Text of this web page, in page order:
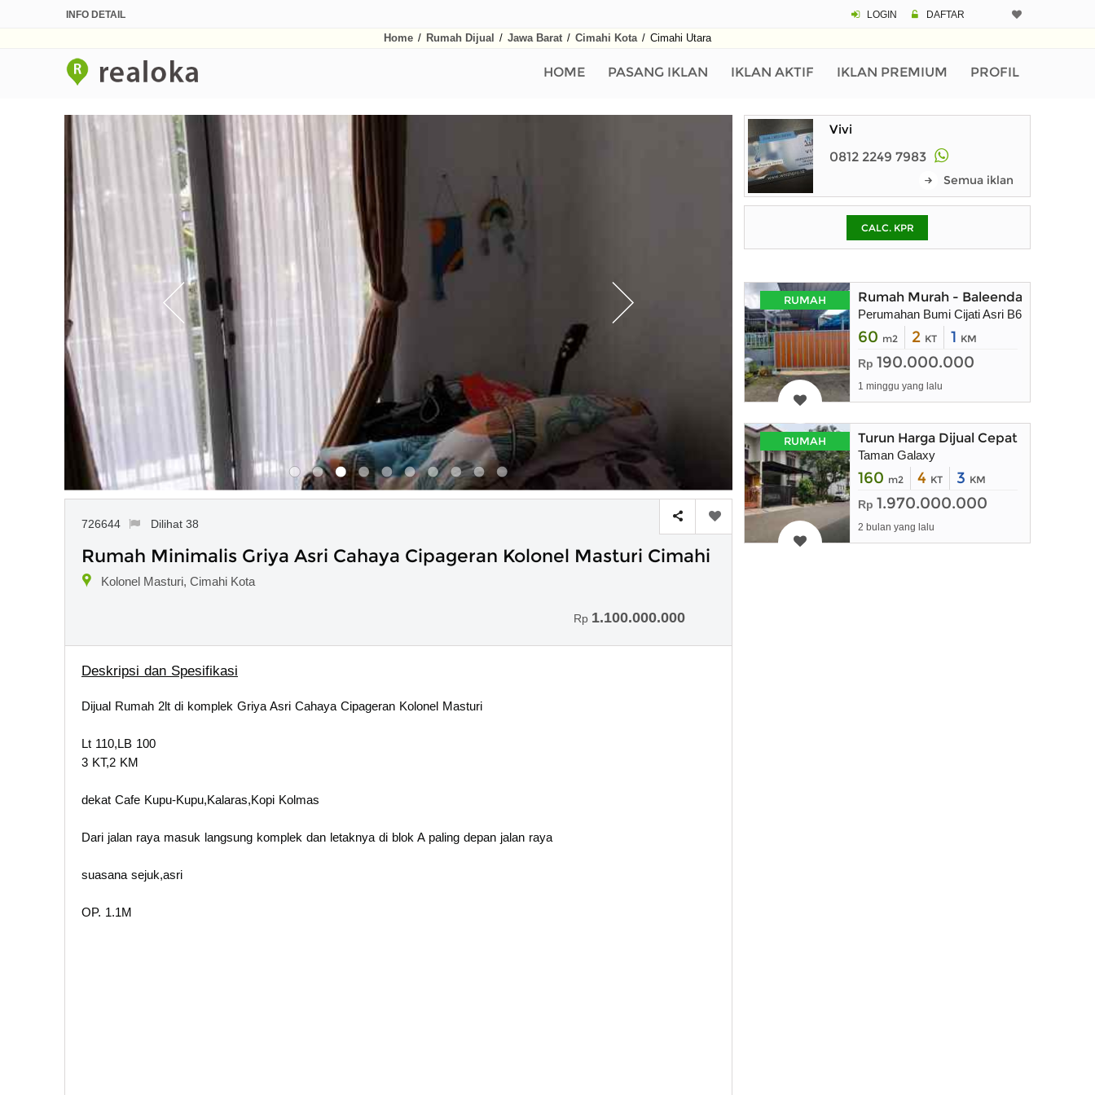
INFO DETAIL LOGIN DAFTAR
Home / Rumah Dijual / Jawa Barat / Cimahi Kota / Cimahi Utara
HOME PASANG IKLAN IKLAN AKTIF IKLAN PREMIUM PROFIL
726644 Dilihat 38
Rumah Minimalis Griya Asri Cahaya Cipageran Kolonel Masturi Cimahi
Kolonel Masturi, Cimahi Kota
Rp 1.100.000.000
Deskripsi dan Spesifikasi
Dijual Rumah 2lt di komplek Griya Asri Cahaya Cipageran Kolonel Masturi
Lt 110,LB 100
3 KT,2 KM
dekat Cafe Kupu-Kupu,Kalaras,Kopi Kolmas
Dari jalan raya masuk langsung komplek dan letaknya di blok A paling depan jalan raya
suasana sejuk,asri
OP. 1.1M
Pinjaman (PIN)
pada kotak-
Vivi
0812 2249 7983
Semua iklan
CALC. KPR
RUMAH Rumah Murah - Baleendah Bandung
Perumahan Bumi Cijati Asri B64 Desa
60 m2 2 KT 1 KM
Rp 190.000.000
1 minggu yang lalu
RUMAH Turun Harga Dijual Cepat Rumah 2
Taman Galaxy
160 m2 4 KT 3 KM
Rp 1.970.000.000
2 bulan yang lalu